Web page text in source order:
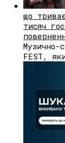
що
тисяч
Музично-
FEST,